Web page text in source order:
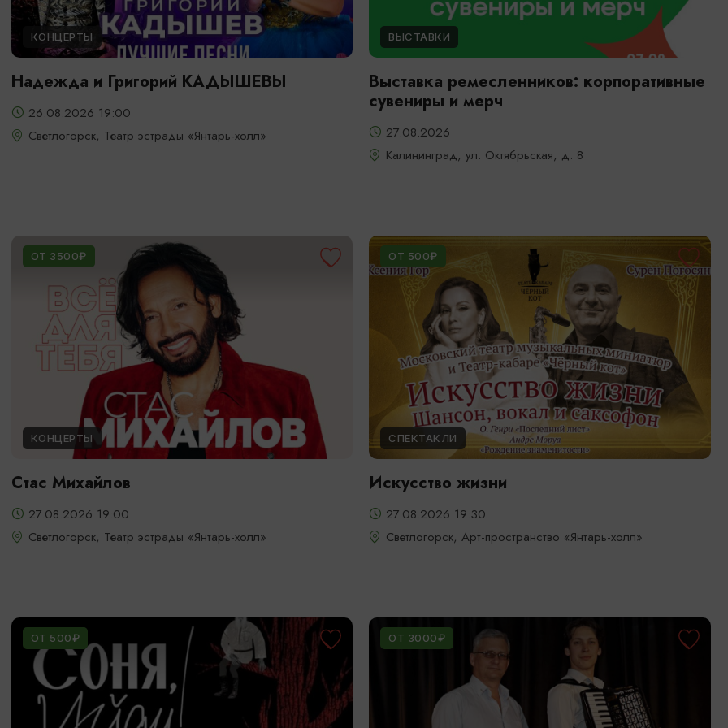
КОНЦЕРТЫ
Надежда и Григорий КАДЫШЕВЫ
26.08.2026 19:00
Светлогорск, Театр эстрады «Янтарь-холл»
ВЫСТАВКИ
Выставка ремесленников: корпоративные
сувениры и мерч
27.08.2026
Калининград, ул. Октябрьская, д. 8
ОТ 3500₽
КОНЦЕРТЫ
Стас Михайлов
27.08.2026 19:00
Светлогорск, Театр эстрады «Янтарь-холл»
ОТ 500₽
СПЕКТАКЛИ
Искусство жизни
27.08.2026 19:30
Светлогорск, Арт-пространство «Янтарь-холл»
ОТ 500₽ ОТ 3000₽